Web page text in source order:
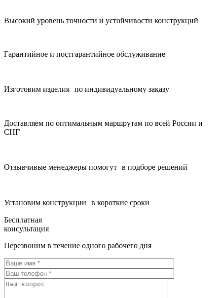
Высокий уровень точности и устойчивости конструкций
Гарантийное и постгарантийное обслуживание
Изготовим изделия по индивидуальному заказу
Доставляем по оптимальным маршрутам по всей России и
СНГ
Отзывчивые менеджеры помогут в подборе решений
Установим конструкции в короткие сроки
Бесплатная
консультация
Перезвоним в течение одного рабочего дня